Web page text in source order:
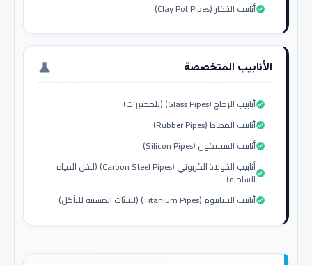
أنابيب الفخار (Clay Pot Pipes)check_circle
الأنابيب المتخصصة science
أنابيب الزجاج (Glass Pipes) (للمختبرات)check_circle
أنابيب المطاط (Rubber Pipes)check_circle
أنابيب السيليكون (Silicon Pipes)check_circle
أنابيب الفولاذ الكربوني (Carbon Steel Pipes) (لنقل المياه
الساخنة)check_circle
أنابيب التيتانيوم (Titanium Pipes) (للبيئات المسببة للتآكل)check_circle